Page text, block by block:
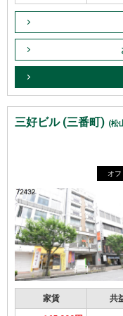
三好ビル (三番町) (松
オフ
家賃 共